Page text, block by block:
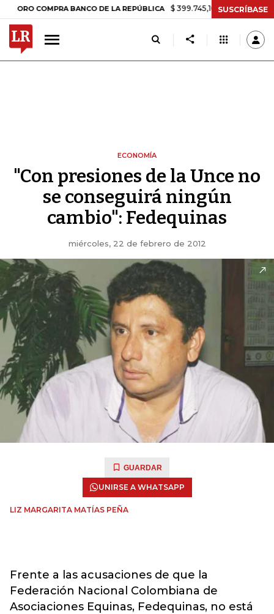
COMPRA BANCO DE LA REPÚBLICA $ 399.745,16 +$ 2.295,71 +0,58%
SUSCRÍBASE
ECONOMÍA
"Con presiones de la Unce no
se conseguirá ningún
cambio": Fedequinas
miércoles, 22 de febrero de 2012
GUARDAR
UNIRSE A WHATSAPP
LIZ MARGARITA MATÍAS PEÑA
Frente a las acusaciones de que la
Federación Nacional Colombiana de
Asociaciones Equinas, Fedequinas, no está